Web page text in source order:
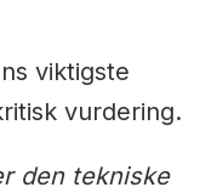
viktigste
vurdering.
den tekniske